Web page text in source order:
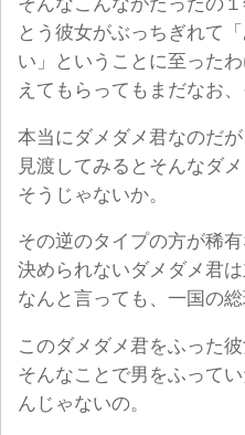
とう彼女がぶっちぎれて
い」ということに至った
えてもらってもまだなお
本当にダメダメ君なのだが
見渡してみるとそんなダ
そうじゃないか。
その逆のタイプの方が稀
決められないダメダメ君
なんと言っても、一国の
このダメダメ君をふった彼
そんなことで男をふって
んじゃないの。